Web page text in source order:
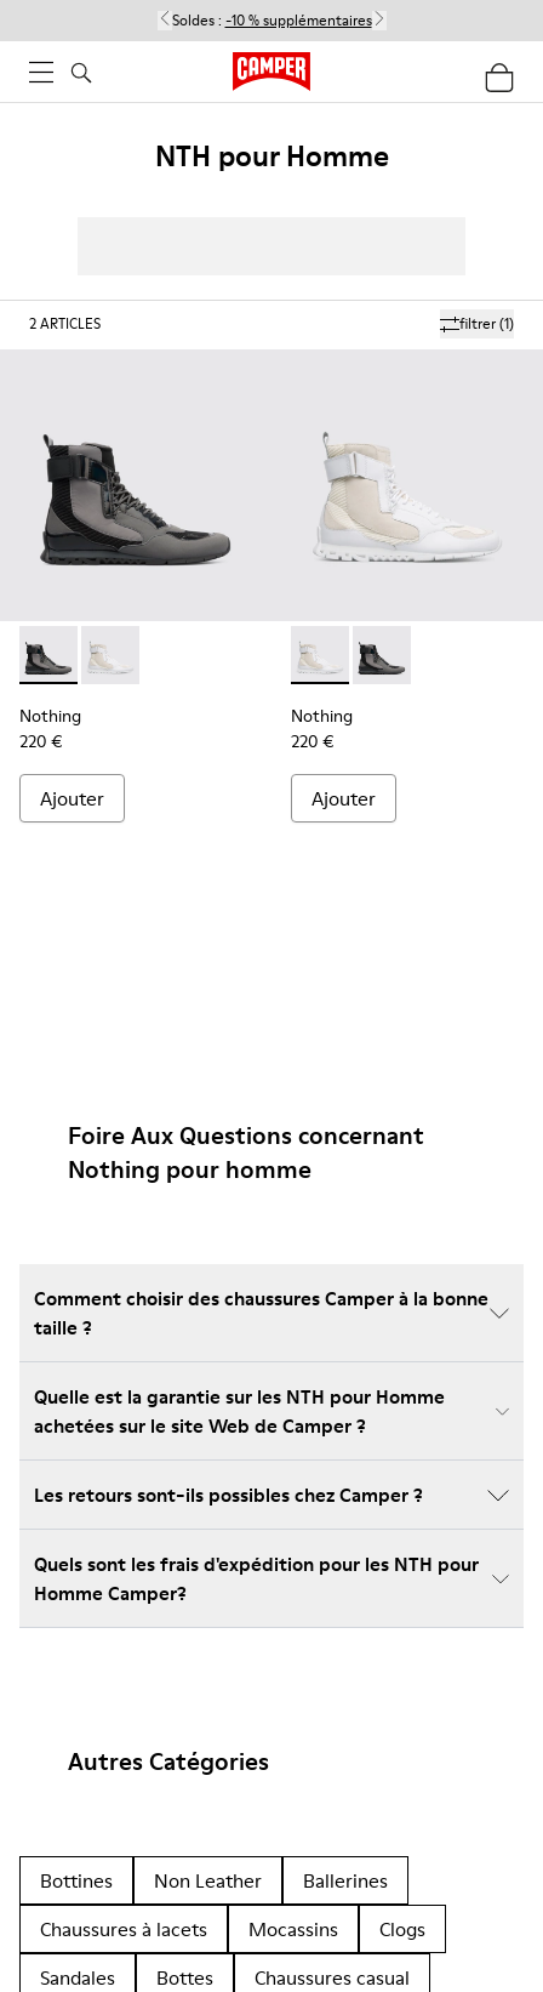
Soldes : -10 % supplémentaires
NTH pour Homme
filtrer(1)
2ARTICLES
Nothing - K300264-001 - Multicolor
Nothing - K300264-004 - Multicolor
Nothing
220 €
Ajouter
Nothing - K300264-004 -
Nothing - K300264-
Nothing
220 €
Ajouter
Foire Aux Questions concernant
Nothing pour homme
Comment choisir des chaussures Camper à la bonne
taille ?
Quelle est la garantie sur les NTH pour Homme
achetées sur le site Web de Camper ?
Les retours sont-ils possibles chez Camper ?
Quels sont les frais d'expédition pour les NTH pour
Homme Camper?
Autres Catégories
Bottines Non Leather
Ballerines
Chaussures à lacets
Mocassins
Clogs
Sandales
Bottes
Chaussures casual